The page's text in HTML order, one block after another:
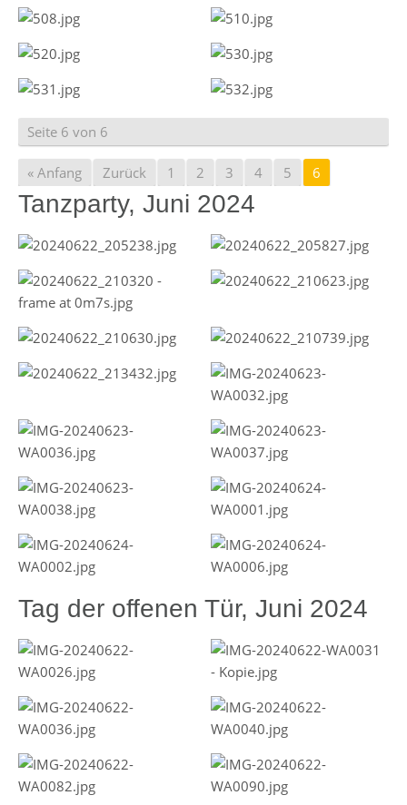
Seite 6 von 6
« Anfang Zurück 1 2 3 4 5 6
Tanzparty, Juni 2024
Tag der offenen Tür, Juni 2024